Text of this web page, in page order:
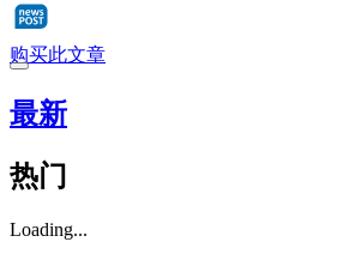
购买此文章
最新
热门
Loading...